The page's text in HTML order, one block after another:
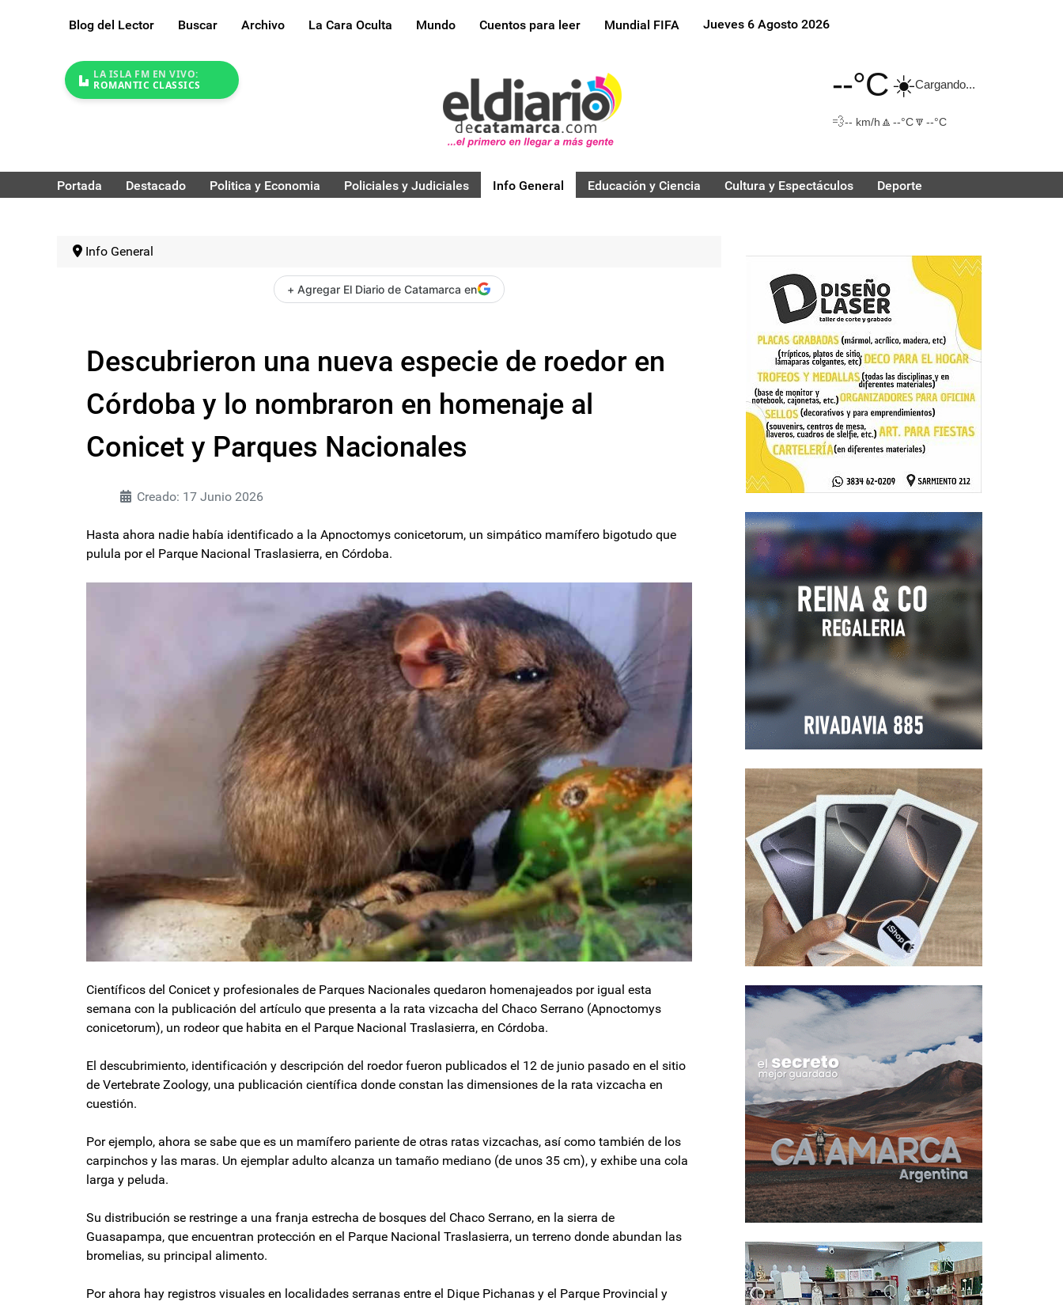
Blog del Lector Buscar Archivo La Cara Oculta Mundo Cuentos para leer Mundial FIFA Jueves 6 Agosto 2026
LA ISLA FM EN VIVO:
ROMANTIC CLASSICS
--°C☀️Cargando...
💨-- km/h 🔼 --°C🔽 --°C
Portada Destacado Politica y Economia Policiales y Judiciales Info General Educación y Ciencia Cultura y Espectáculos Deporte
Info General
+ Agregar El Diario de Catamarca en
Descubrieron una nueva especie de roedor en
Córdoba y lo nombraron en homenaje al
Conicet y Parques Nacionales
Creado: 17 Junio 2026
Hasta ahora nadie había identificado a la Apnoctomys conicetorum, un simpático mamífero bigotudo que
pulula por el Parque Nacional Traslasierra, en Córdoba.
Científicos del Conicet y profesionales de Parques Nacionales quedaron homenajeados por igual esta
semana con la publicación del artículo que presenta a la rata vizcacha del Chaco Serrano (Apnoctomys
conicetorum), un rodeor que habita en el Parque Nacional Traslasierra, en Córdoba.
El descubrimiento, identificación y descripción del roedor fueron publicados el 12 de junio pasado en el sitio
de Vertebrate Zoology, una publicación científica donde constan las dimensiones de la rata vizcacha en
cuestión.
Por ejemplo, ahora se sabe que es un mamífero pariente de otras ratas vizcachas, así como también de los
carpinchos y las maras. Un ejemplar adulto alcanza un tamaño mediano (de unos 35 cm), y exhibe una cola
larga y peluda.
Su distribución se restringe a una franja estrecha de bosques del Chaco Serrano, en la sierra de
Guasapampa, que encuentran protección en el Parque Nacional Traslasierra, un terreno donde abundan las
bromelias, su principal alimento.
Por ahora hay registros visuales en localidades serranas entre el Dique Pichanas y el Parque Provincial y